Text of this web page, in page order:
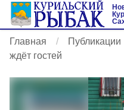
Главная Публикации
ждёт гостей